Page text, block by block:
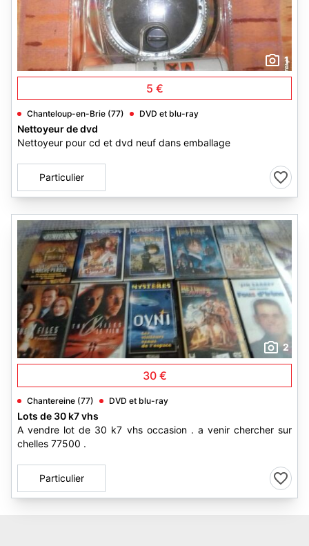
1
5 €
Chanteloup-en-Brie (77) DVD et blu-ray
Nettoyeur de dvd
Nettoyeur pour cd et dvd neuf dans emballage
Particulier
2
30 €
Chantereine (77) DVD et blu-ray
Lots de 30 k7 vhs
A vendre lot de 30 k7 vhs occasion . a venir chercher sur
chelles 77500 .
Particulier